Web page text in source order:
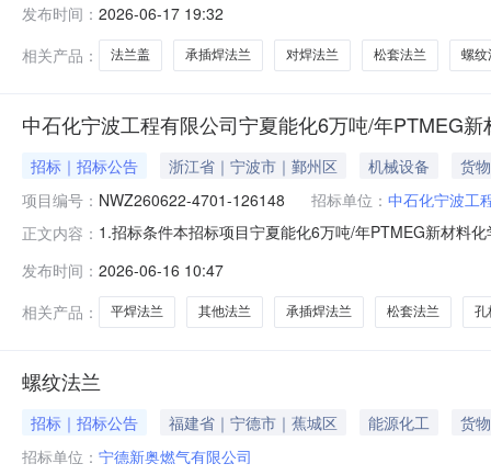
中石化第四建设有限公司物装设备项目工厂/四建储运工
发布时间： 2026-06-17 19:32
相关产品：
法兰盖 承插焊法兰 对焊法兰 松套法兰 螺纹
中石化宁波工程有限公司宁夏能化6万吨/年PTMEG
招标｜招标公告 浙江省｜宁波市｜鄞州区 机械设备
货物
项目编号： NWZ260622-4701-126148 招标单位： 中石化宁波工
正文内容： 1.招标条件本招标项目宁夏能化6万吨/年PTMEG新材料
万吨/年PTMEG新材料化学品EPC总承包项目/2.2招标范
发布时间： 2026-06-16 10:47
相关产品：
平焊法兰 其他法兰 承插焊法兰 松套法兰 孔
螺纹法兰
招标｜招标公告 福建省｜宁德市｜蕉城区 能源化工
货物
招标单位： 宁德新奥燃气有限公司